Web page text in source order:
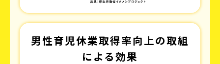
男性育児休業取得率向上の取組
による効果